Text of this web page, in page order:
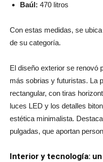
Baúl: 470 litros
Con estas medidas, se
de su categoría.
El diseño exterior se renovó
más sobrias y futuristas. La
rectangular, con tiras
luces LED y los detalles
estética minimalista.
pulgadas, que aportan
Interior y tecnología: